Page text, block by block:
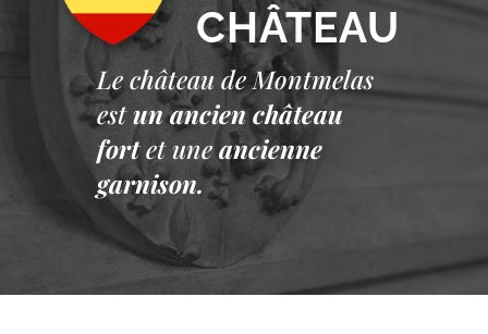
CHÂTEAU
Le château de Montmelas
est un ancien château
fort et une ancienne
garnison.